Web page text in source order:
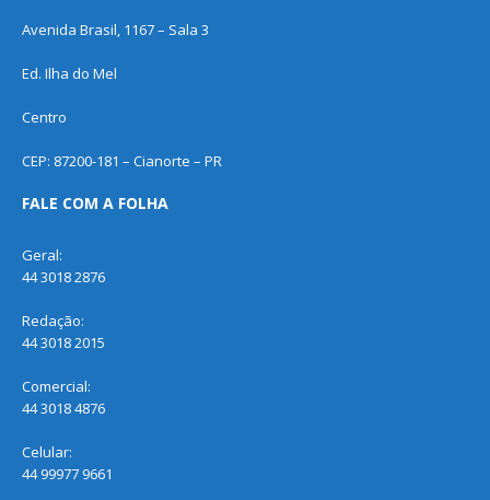
Avenida Brasil, 1167 – Sala 3
Ed. Ilha do Mel
Centro
CEP: 87200-181 – Cianorte – PR
FALE COM A FOLHA
Geral:
44 3018 2876
Redação:
44 3018 2015
Comercial:
44 3018 4876
Celular:
44 99977 9661